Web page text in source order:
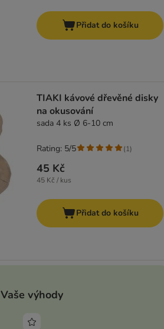
Přidat do košíku
TIAKI kávové dřevěné disky
na okusování
sada 4 ks Ø 6-10 cm
45 Kč
45 Kč / kus
Rating: 5/5 (1)
Přidat do košíku
Vaše výhody